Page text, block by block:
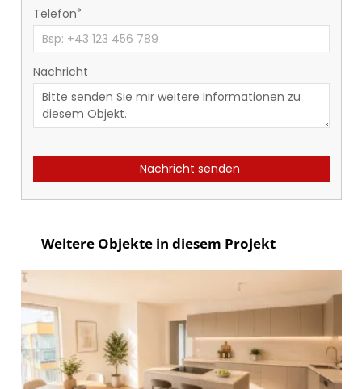
Telefon
Nachricht
Nachricht senden
Weitere Objekte in diesem Projekt